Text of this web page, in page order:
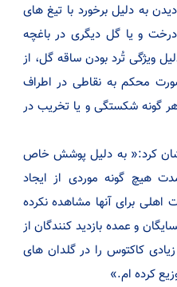
به دلیل برخورد با تیغ های
و یا گل دیگری در باغچه
ویژگی تُرد بودن ساقه گل، از
محکم به نقاطی در اطراف
گونه شکستگی و یا تخریب در
کرد:« به دلیل پوشش خاص
هیچ گونه موردی از ایجاد
اهلی برای آنها مشاهده نکرده
و عمده بازدید کنندگان از
کاکتوس را در گلدان های
کرده ام.»